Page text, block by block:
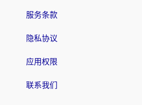
服务条款
隐私协议
应用权限
联系我们